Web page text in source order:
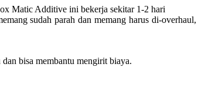
Matic Additive ini bekerja sekitar 1-2 hari
sudah parah dan memang harus di-
bisa membantu mengirit biaya.